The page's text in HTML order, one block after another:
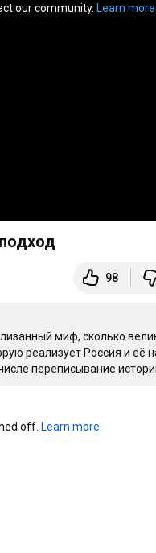
our community. Learn more
98
миф, сколько
реализует Россия и её
переписывание
off. Learn more